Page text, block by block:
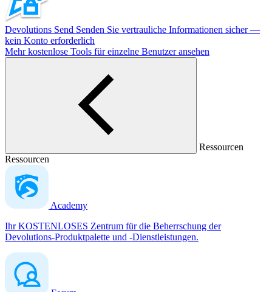
Devolutions Send Senden Sie vertrauliche Informationen sicher —
kein Konto erforderlich
Mehr kostenlose Tools für einzelne Benutzer ansehen
Ressourcen
Ressourcen
Academy
Ihr KOSTENLOSES Zentrum für die Beherrschung der
Devolutions-Produktpalette und -Dienstleistungen.